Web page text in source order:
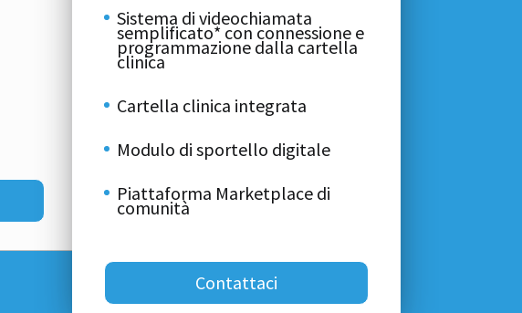
Sistema di videochiamata
semplificato* con connessione e
programmazione dalla cartella
clinica
Cartella clinica integrata
Modulo di sportello digitale
Piattaforma Marketplace di
comunità
Contattaci